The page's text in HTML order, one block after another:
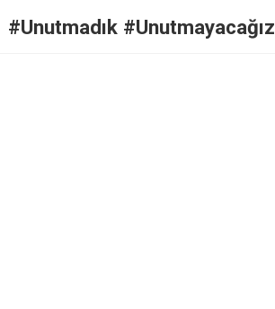
#Unutmadık #Unutmayacağız